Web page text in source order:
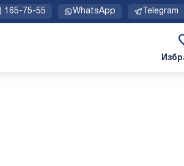
165-75-55 WhatsApp Telegram